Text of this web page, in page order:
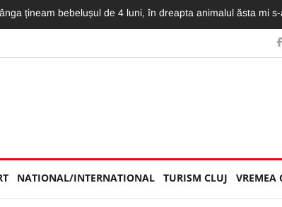
și lucra ca polițist la Penitenciarul Gherla: Îl așteptau soția și
NATIONAL/INTERNATIONAL TURISM CLUJ VREMEA